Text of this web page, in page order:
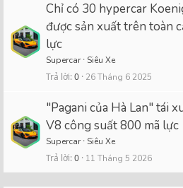
Chỉ có 30 hypercar
được sản xuất trên toàn
lực
Supercar Siêu Xe
Trả lời 0 26 Tháng 6 2025
"Pagani của Hà Lan" tái
V8 công suất 800 mã lực
Supercar Siêu Xe
Trả lời 0 11 Tháng 5 2026